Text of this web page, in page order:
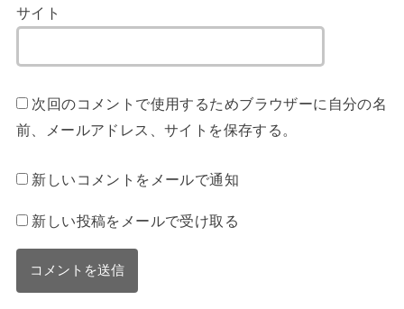
サイト
次回のコメントで使用するためブラウザーに自分の名
前、メールアドレス、サイトを保存する。
新しいコメントをメールで通知
新しい投稿をメールで受け取る